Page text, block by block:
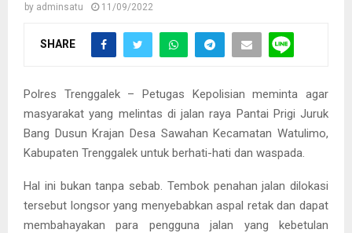
by adminsatu 11/09/2022
SHARE
Polres Trenggalek – Petugas Kepolisian meminta agar
masyarakat yang melintas di jalan raya Pantai Prigi Juruk
Bang Dusun Krajan Desa Sawahan Kecamatan Watulimo,
Kabupaten Trenggalek untuk berhati-hati dan waspada.
Hal ini bukan tanpa sebab. Tembok penahan jalan dilokasi
tersebut longsor yang menyebabkan aspal retak dan dapat
membahayakan para pengguna jalan yang kebetulan